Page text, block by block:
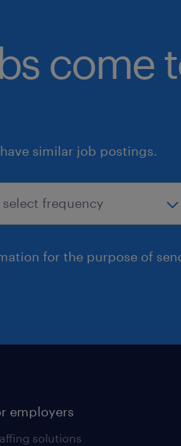
come
similar job postings.
for the purpose of
employers
solutions